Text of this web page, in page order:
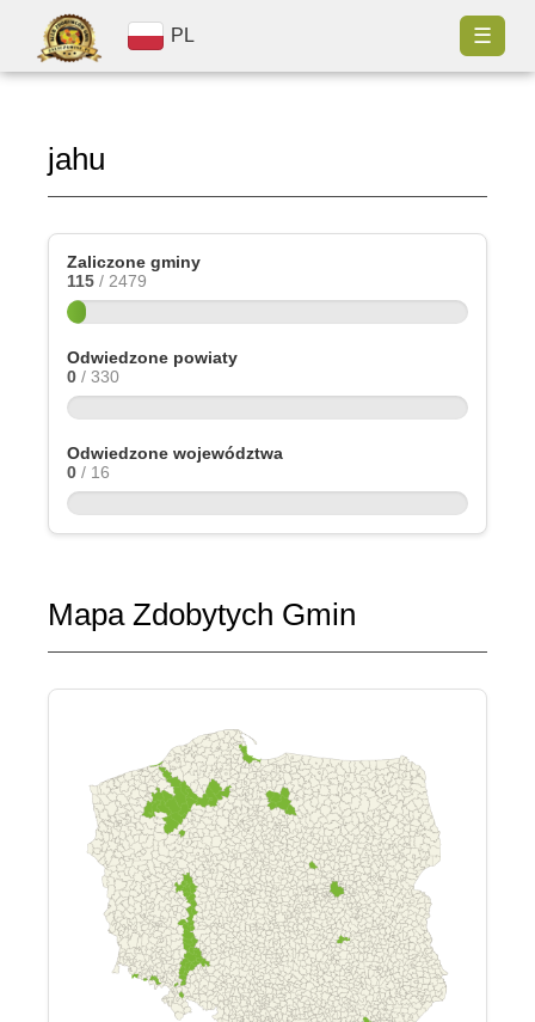
PL ☰
jahu
Zaliczone gminy
115 / 2479
Odwiedzone powiaty
0 / 330
Odwiedzone województwa
0 / 16
Mapa Zdobytych Gmin